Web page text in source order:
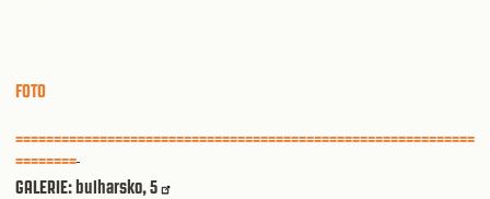
FOTO
============================================================
========
GALERIE: bulharsko, 5